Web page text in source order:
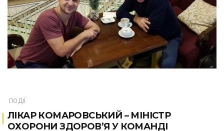
ПОДІЇ
ЛІКАР КОМАРОВСЬКИЙ – МІНІСТР
ОХОРОНИ ЗДОРОВ’Я У КОМАНДІ